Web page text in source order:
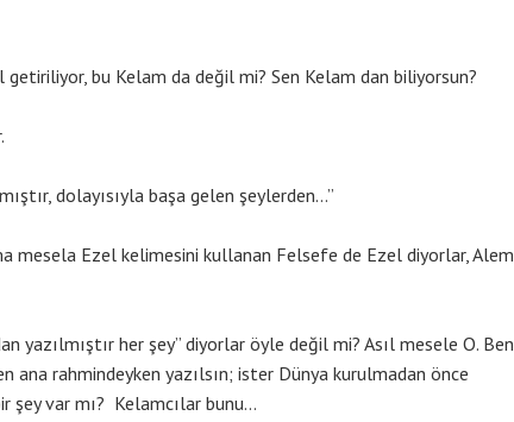
bu Kelam da değil mi? Sen Kelam dan biliyorsun?
dolayısıyla başa gelen şeylerden…”
mesela Ezel kelimesini kullanan Felsefe de Ezel diyorlar, Alem
yazılmıştır her şey” diyorlar öyle değil mi? Asıl mesele O. Ben
ana rahmindeyken yazılsın; ister Dünya kurulmadan önce
şey var mı? Kelamcılar bunu…